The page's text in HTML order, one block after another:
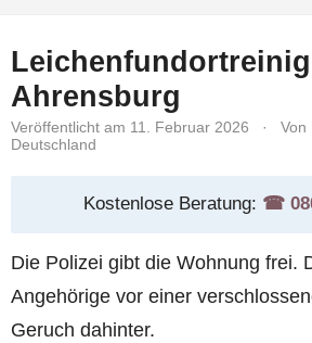
Ahrensburg
Veröffentlicht am 11. Februar 2026 ·
Von
Deutschland
Kostenlose Beratung: ☎︎
Die Polizei gibt die Wohnung frei.
Angehörige vor einer
Geruch dahinter.